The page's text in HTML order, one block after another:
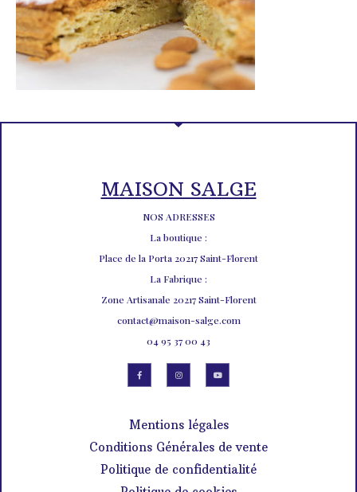
MAISON SALGE
NOS ADRESSES
La boutique :
Place de la Porta 20217 Saint-Florent
La Fabrique :
Zone Artisanale 20217 Saint-Florent
contact@maison-salge.com
04 95 37 00 43
Mentions légales
Conditions Générales de vente
Politique de confidentialité